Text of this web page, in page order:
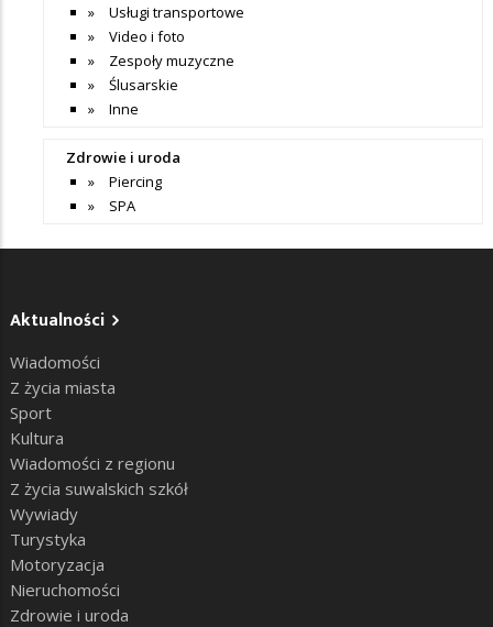
Usługi transportowe
Video i foto
Zespoły muzyczne
Ślusarskie
Inne
Zdrowie i uroda
Piercing
SPA
Aktualności
Wiadomości
Z życia miasta
Sport
Kultura
Wiadomości z regionu
Z życia suwalskich szkół
Wywiady
Turystyka
Motoryzacja
Nieruchomości
Zdrowie i uroda